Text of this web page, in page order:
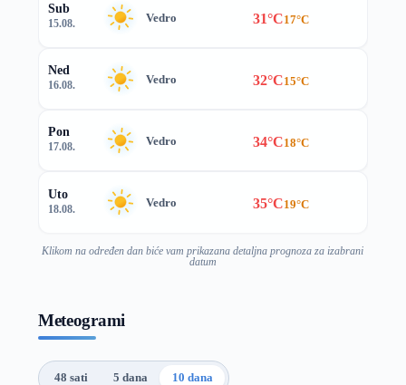
Sub
15.08. Vedro 31°C17°C
Ned
16.08. Vedro 32°C15°C
Pon
17.08. Vedro 34°C18°C
Uto
18.08. Vedro 35°C19°C
Klikom na određen dan biće vam prikazana detaljna prognoza za izabrani
datum
Meteogrami
48 sati 5 dana 10 dana